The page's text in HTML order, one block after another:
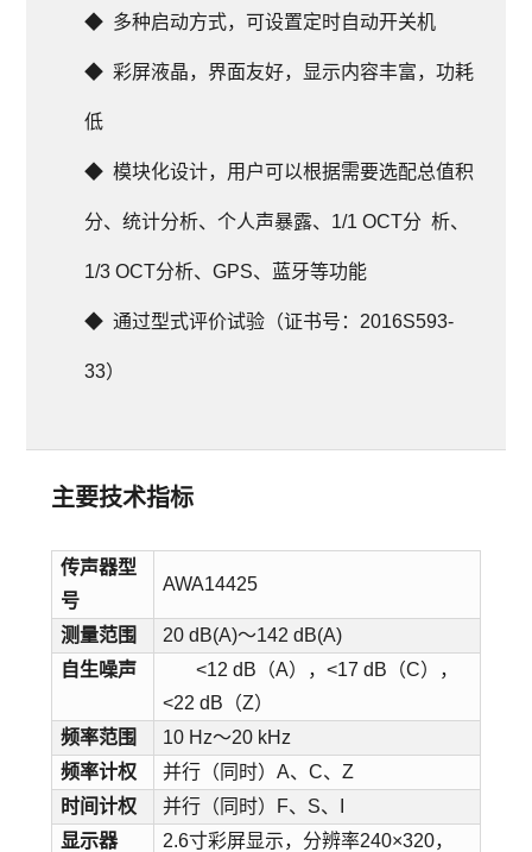
◆  多种启动方式，可设置定时自动开关机
◆  彩屏液晶，界面友好，显示内容丰富，功耗
低
◆  模块化设计，用户可以根据需要选配总值积
分、统计分析、个人声暴露、1/1 OCT分  析、
1/3 OCT分析、GPS、蓝牙等功能
◆  通过型式评价试验（证书号：2016S593-
33）
主要技术指标
传声器型
号
AWA14425
测量范围
20 dB(A)～142 dB(A)
自生噪声
<12 dB（A），<17 dB（C），
<22 dB（Z）
频率范围
10 Hz～20 kHz
频率计权
并行（同时）A、C、Z
时间计权
并行（同时）F、S、I
显示器
2.6寸彩屏显示，分辨率240×320，